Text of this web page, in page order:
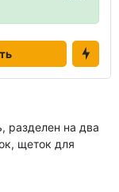
разделен на два
щеток для